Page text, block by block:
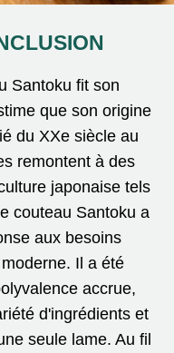
Santoku fit son
que son origine
du XXe siècle au
remontent à des
japonaise tels
couteau Santoku a
aux besoins
Il a été
accrue,
d'ingrédients et
seule lame. Au fil